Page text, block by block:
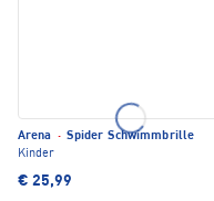
Arena · Spider Schwimmbrille
Kinder
€ 25,99